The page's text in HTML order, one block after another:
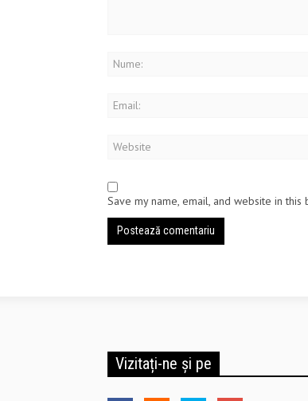
Save my name, email, and website in
Vizitați-ne și pe